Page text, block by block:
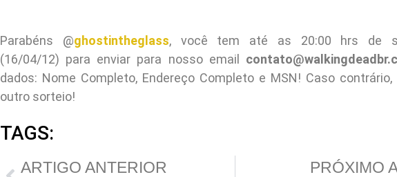
Parabéns @ghostintheglass, você tem até as 20:00 hrs de
(16/04/12) para enviar para nosso email
dados: Nome Completo, Endereço Completo e MSN! Caso contrário,
outro sorteio!
TAGS:
ARTIGO ANTERIOR PRÓXIMO